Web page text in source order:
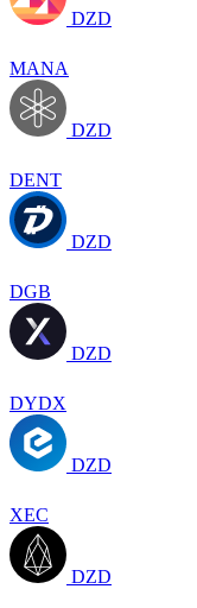
DZD
MANA
DZD
DENT
DZD
DGB
DZD
DYDX
DZD
XEC
DZD